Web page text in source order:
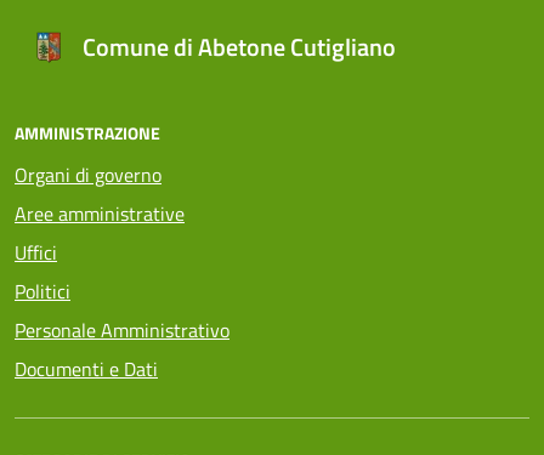
Comune di Abetone Cutigliano
AMMINISTRAZIONE
Organi di governo
Aree amministrative
Uffici
Politici
Personale Amministrativo
Documenti e Dati